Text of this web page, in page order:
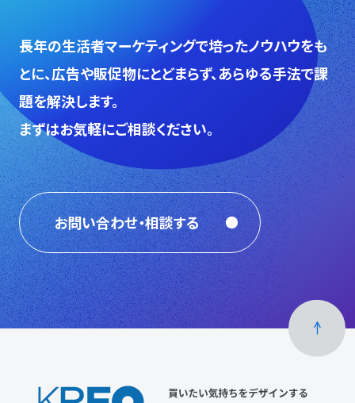
⻑年の生活者マーケティングで培ったノウハウをも
とに、広告や販促物にとどまらず、あらゆる手法で課
題を解決します。
まずはお気軽にご相談ください。
お問い合わせ・相談する